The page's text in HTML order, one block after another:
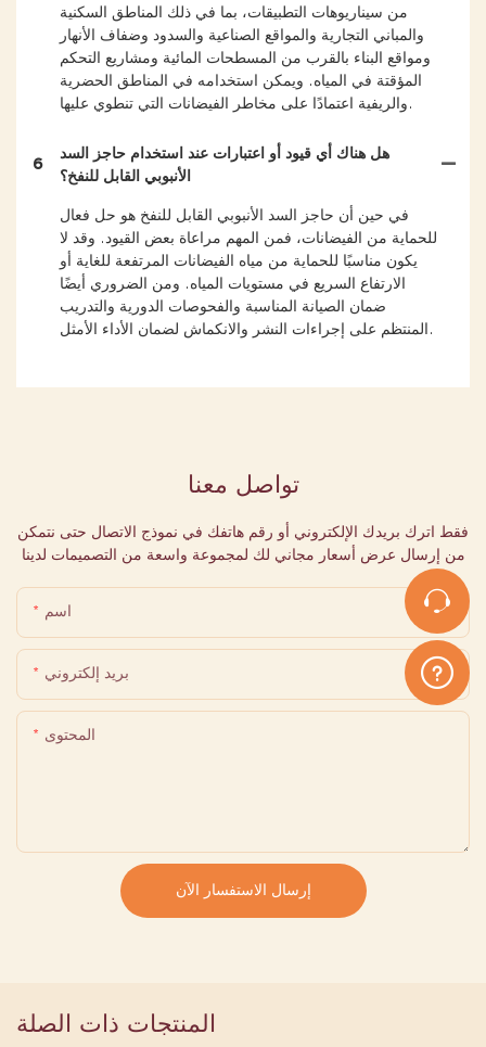
من سيناريوهات التطبيقات، بما في ذلك المناطق السكنية
والمباني التجارية والمواقع الصناعية والسدود وضفاف الأنهار
ومواقع البناء بالقرب من المسطحات المائية ومشاريع التحكم
المؤقتة في المياه. ويمكن استخدامه في المناطق الحضرية
والريفية اعتمادًا على مخاطر الفيضانات التي تنطوي عليها.
6
هل هناك أي قيود أو اعتبارات عند استخدام حاجز السد
الأنبوبي القابل للنفخ؟
في حين أن حاجز السد الأنبوبي القابل للنفخ هو حل فعال
للحماية من الفيضانات، فمن المهم مراعاة بعض القيود. وقد لا
يكون مناسبًا للحماية من مياه الفيضانات المرتفعة للغاية أو
الارتفاع السريع في مستويات المياه. ومن الضروري أيضًا
ضمان الصيانة المناسبة والفحوصات الدورية والتدريب
المنتظم على إجراءات النشر والانكماش لضمان الأداء الأمثل.
تواصل معنا
فقط اترك بريدك الإلكتروني أو رقم هاتفك في نموذج الاتصال حتى نتمكن
من إرسال عرض أسعار مجاني لك لمجموعة واسعة من التصميمات لدينا
اسم
بريد إلكتروني
المحتوى
إرسال الاستفسار الآن
المنتجات ذات الصلة